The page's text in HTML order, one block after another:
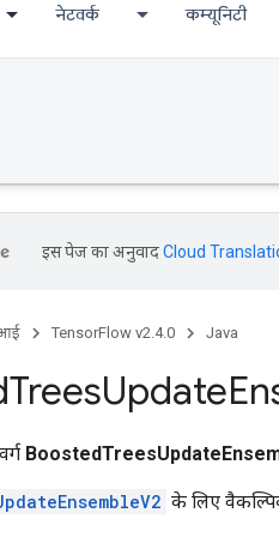
नेटवर्क कम्यूनिटी
इस पेज का अनुवादCloud
TensorFlow v2.4.0 Java
TreesUpdate
के लिए